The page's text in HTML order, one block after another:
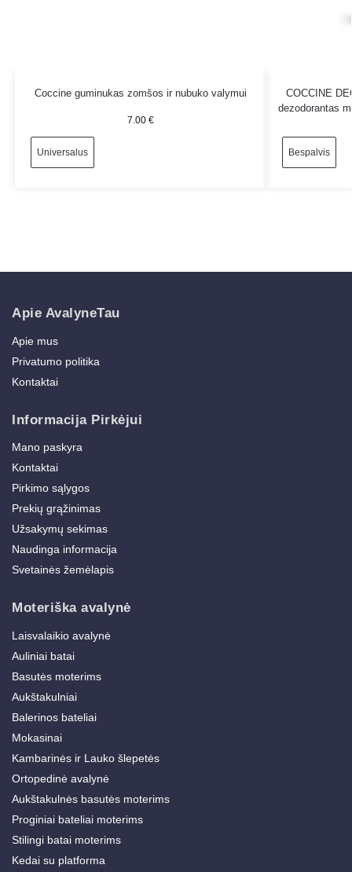
Coccine guminukas zomšos ir nubuko valymui
7.00 €
Universalus
COCCINE
dezodorantas
Bespalvis
Apie AvalyneTau
Apie mus
Privatumo politika
Kontaktai
Informacija Pirkėjui
Mano paskyra
Kontaktai
Pirkimo sąlygos
Prekių grąžinimas
Užsakymų sekimas
Naudinga informacija
Svetainės žemėlapis
Moteriška avalynė
Laisvalaikio avalynė
Auliniai batai
Basutės moterims
Aukštakulniai
Balerinos bateliai
Mokasinai
Kambarinės ir Lauko šlepetės
Ortopedinė avalynė
Aukštakulnės basutės moterims
Proginiai bateliai moterims
Stilingi batai moterims
Kedai su platforma